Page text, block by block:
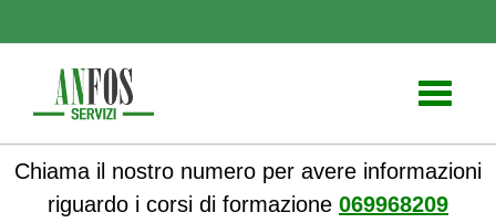
Toggle
Chiama il nostro numero per avere informazioni
riguardo i corsi di formazione 069968209